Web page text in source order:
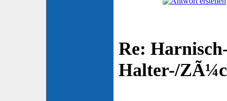
Re:
Halter-/